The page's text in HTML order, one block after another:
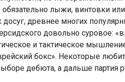
обязательно лыжи, винтовки
досуг, древнее многих
довольно суровое:
и тактическое
бокс». Некоторые
дебюта, а дальше партия